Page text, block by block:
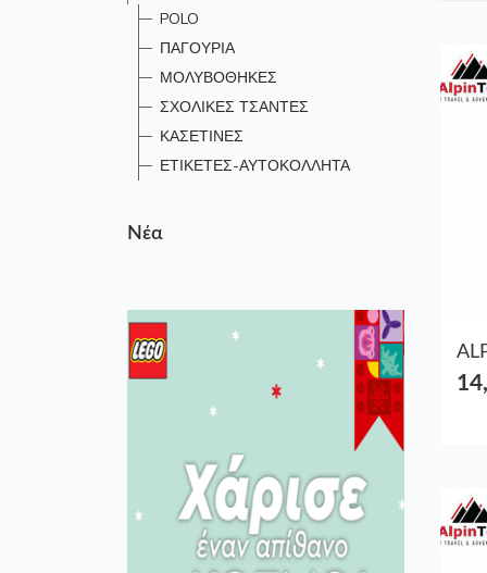
POLO
ΠΑΓΟΥΡΙΑ
ΜΟΛΥΒΟΘΗΚΕΣ
ΣΧΟΛΙΚΕΣ ΤΣΑΝΤΕΣ
ΚΑΣΕΤΙΝΕΣ
ΕΤΙΚΕΤΕΣ-ΑΥΤΟΚΟΛΛΗΤΑ
Νέα